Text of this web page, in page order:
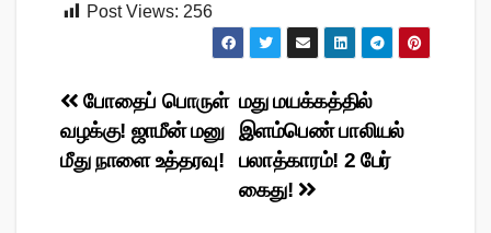
Post Views: 256
Post
navigation
மது மயக்கத்தில்
இளம்பெண் பாலியல்
பலாத்காரம்! 2 பேர்
கைது!
போதைப் பொருள்
வழக்கு! ஜாமீன் மனு
மீது நாளை உத்தரவு!